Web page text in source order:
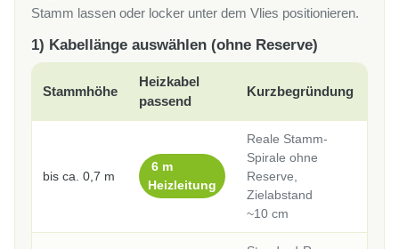
Stamm lassen oder locker unter dem Vlies positionieren.
1) Kabellänge auswählen (ohne Reserve)
Stammhöhe
Heizkabel
passend
Kurzbegründung
bis ca. 0,7 m
6 m
Heizleitung
Reale Stamm-
Spirale ohne
Reserve,
Zielabstand
~10 cm